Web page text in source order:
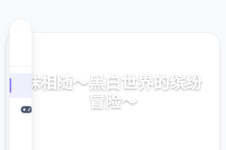
妹相随～黑白世界的缤纷
冒险～